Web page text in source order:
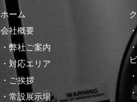
ホーム
会社概要
・弊社ご案内
・対応エリア
・ご挨拶
・常設展示場